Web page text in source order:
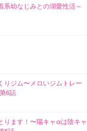
幼なじみとの溺愛性活～
りジム〜メロいジムトレー
6話
ります！〜陽キャαは陰キャ